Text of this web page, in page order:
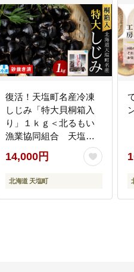
復活！天塩町名産冷凍
しじみ「特大貝桐箱入
り」１ｋｇ＜北るもい
漁業協同組合 天塩支
14,000円
北海道 天塩町